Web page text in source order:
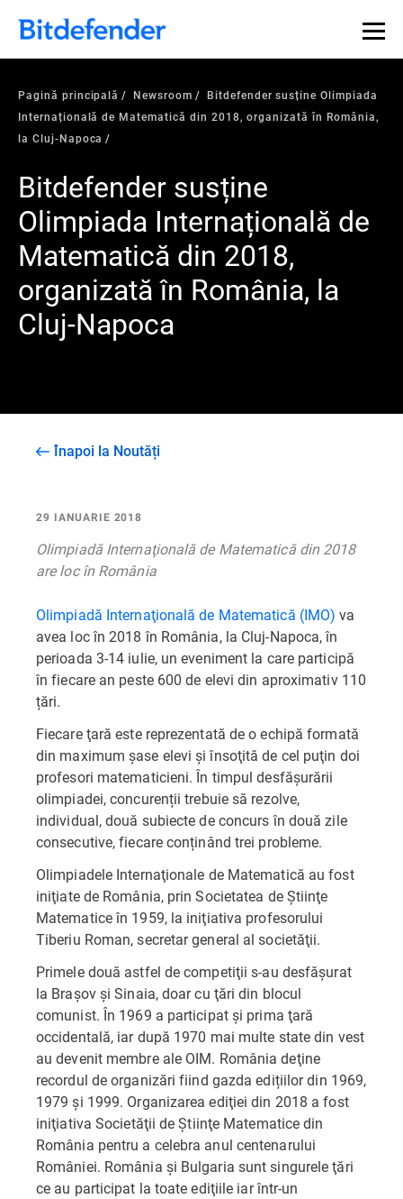
Pagină principală Newsroom
Bitdefender susține Olimpiada
Internațională de Matematică din 2018, organizată în România,
la Cluj-Napoca
Bitdefender susține
Olimpiada Internațională de
Matematică din 2018,
organizată în România, la
Cluj-Napoca
Înapoi la Noutăți
29 IANUARIE 2018
Olimpiadă Internaţională de Matematică din 2018
are loc în România
Olimpiadă Internaţională de Matematică (IMO) va
avea loc în 2018 în România, la Cluj-Napoca, în
perioada 3-14 iulie, un eveniment la care participă
în fiecare an peste 600 de elevi din aproximativ 110
țări.
Fiecare ţară este reprezentată de o echipă formată
din maximum șase elevi şi însoţită de cel puţin doi
profesori matematicieni. În timpul desfășurării
olimpiadei, concurenții trebuie să rezolve,
individual, două subiecte de concurs în două zile
consecutive, fiecare conținând trei probleme.
Olimpiadele Internaţionale de Matematică au fost
iniţiate de România, prin Societatea de Ştiinţe
Matematice în 1959, la iniţiativa profesorului
Tiberiu Roman, secretar general al societăţii.
Primele două astfel de competiţii s-au desfăşurat
la Braşov şi Sinaia, doar cu ţări din blocul
comunist. În 1969 a participat şi prima ţară
occidentală, iar după 1970 mai multe state din vest
au devenit membre ale OIM. România deţine
recordul de organizări fiind gazda edițiilor din 1969,
1979 şi 1999. Organizarea ediţiei din 2018 a fost
iniţiativa Societăţii de Ştiinţe Matematice din
România pentru a celebra anul centenarului
României. România şi Bulgaria sunt singurele ţări
ce au participat la toate ediţiile iar într-un